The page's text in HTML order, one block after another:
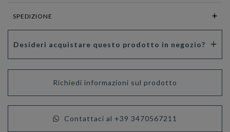
SPEDIZIONE
Desideri acquistare questo prodotto in negozio?
Richiedi informazioni sul prodotto
Contattaci al +39 3470567211